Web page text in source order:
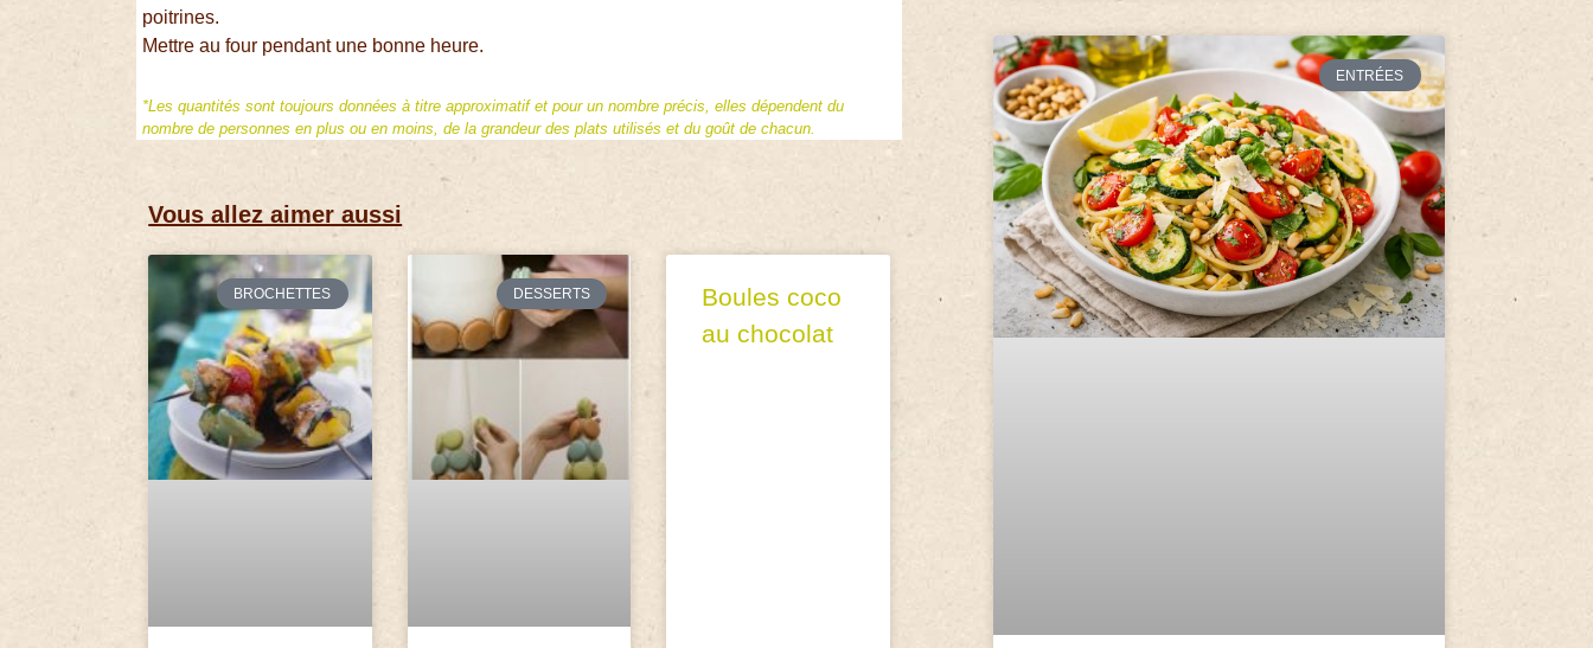
poitrines.
Mettre au four pendant une bonne heure.
*Les quantités sont toujours données à titre approximatif et pour un nombre précis, elles dépendent du
nombre de personnes en plus ou en moins, de la grandeur des plats utilisés et du goût de chacun.
Vous allez aimer aussi
BROCHETTES DESSERTS
Boules coco
au chocolat
ENTRÉES